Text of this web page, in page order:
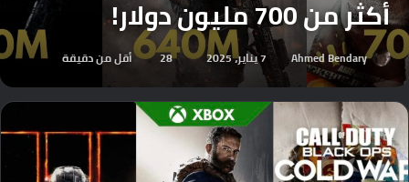
أكثر من 700 مليون دولار!
Ahmed Bendary 7 يناير، 2025 28 أقل من دقيقة